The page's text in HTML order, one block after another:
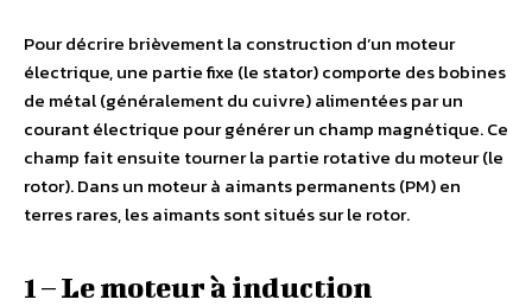
Pour décrire brièvement la construction d’un moteur
électrique, une partie fixe (le stator) comporte des bobines
de métal (généralement du cuivre) alimentées par un
courant électrique pour générer un champ magnétique. Ce
champ fait ensuite tourner la partie rotative du moteur (le
rotor). Dans un moteur à aimants permanents (PM) en
terres rares, les aimants sont situés sur le rotor.
1 – Le moteur à induction